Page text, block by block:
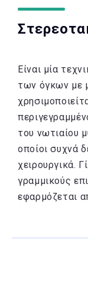
Είναι μία
των όγκων με
του νωτιαίου
οποίοι συχνά
χειρουργικά.
γραμμικούς
εφαρμόζεται